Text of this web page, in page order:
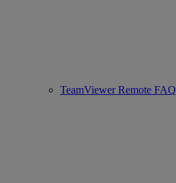
TeamViewer Remote FAQ